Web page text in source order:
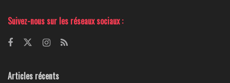
Suivez-nous sur les réseaux sociaux :
Articles récents